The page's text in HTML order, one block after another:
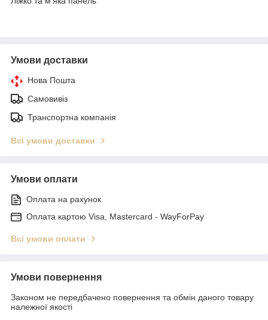
Умови доставки
Нова Пошта
Самовивіз
Транспортна компанія
Всі умови доставки
Умови оплати
Оплата на рахунок
Оплата картою Visa, Mastercard - WayForPay
Всі умови оплати
Умови повернення
Законом не передбачено повернення та обмін даного товару
належної якості